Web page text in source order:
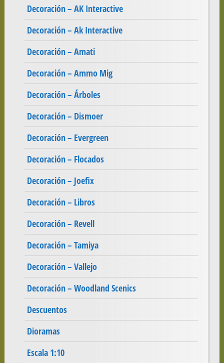
Decoración – AK Interactive
Decoración – Ak Interactive
Decoración – Amati
Decoración – Ammo Mig
Decoración – Árboles
Decoración – Dismoer
Decoración – Evergreen
Decoración – Flocados
Decoración – Joefix
Decoración – Libros
Decoración – Revell
Decoración – Tamiya
Decoración – Vallejo
Decoración – Woodland Scenics
Descuentos
Dioramas
Escala 1:10